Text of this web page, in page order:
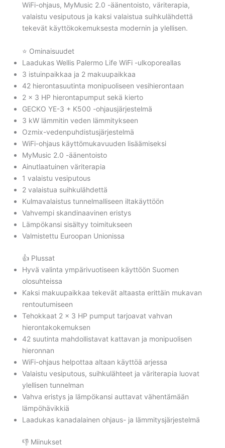
WiFi-ohjaus, MyMusic 2.0 -äänentoisto, väriterapia,
valaistu vesiputous ja kaksi valaistua suihkulähdettä
tekevät käyttökokemuksesta modernin ja ylellisen.
⭐ Ominaisuudet
Laadukas Wellis Palermo Life WiFi -ulkoporeallas
3 istuinpaikkaa ja 2 makuupaikkaa
42 hierontasuutinta monipuoliseen vesihierontaan
2 × 3 HP hierontapumput sekä kierto
GECKO YE-3 + K500 -ohjausjärjestelmä
3 kW lämmitin veden lämmitykseen
Ozmix-vedenpuhdistusjärjestelmä
WiFi-ohjaus käyttömukavuuden lisäämiseksi
MyMusic 2.0 -äänentoisto
Ainutlaatuinen väriterapia
1 valaistu vesiputous
2 valaistua suihkulähdettä
Kulmavalaistus tunnelmalliseen iltakäyttöön
Vahvempi skandinaavinen eristys
Lämpökansi sisältyy toimitukseen
Valmistettu Euroopan Unionissa
👍 Plussat
Hyvä valinta ympärivuotiseen käyttöön Suomen
olosuhteissa
Kaksi makuupaikkaa tekevät altaasta erittäin mukavan
rentoutumiseen
Tehokkaat 2 × 3 HP pumput tarjoavat vahvan
hierontakokemuksen
42 suutinta mahdollistavat kattavan ja monipuolisen
hieronnan
WiFi-ohjaus helpottaa altaan käyttöä arjessa
Valaistu vesiputous, suihkulähteet ja väriterapia luovat
ylellisen tunnelman
Vahva eristys ja lämpökansi auttavat vähentämään
lämpöhävikkiä
Laadukas kanadalainen ohjaus- ja lämmitysjärjestelmä
👎 Miinukset